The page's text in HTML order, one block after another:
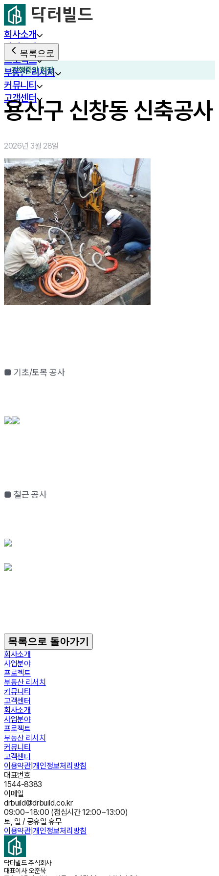
회사소개
사업분야
프로젝트
부동산 리서치
커뮤니티
고객센터
목록으로
진행중인 현장
용산구 신창동 신축공사
2026년 3월 28일
■ 기초/토목 공사
■ 철근 공사
목록으로 돌아가기
회사소개
사업분야
프로젝트
부동산 리서치
커뮤니티
고객센터
회사소개
사업분야
프로젝트
부동산 리서치
커뮤니티
고객센터
이용약관|개인정보처리방침
대표번호
1544-8383
이메일
drbuild@drbuild.co.kr
09:00~18:00 (점심시간 12:00~13:00)
토, 일 / 공휴일 휴무
이용약관|개인정보처리방침
닥터빌드 주식회사
대표이사오준묵